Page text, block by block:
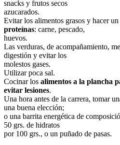
snacks y frutos secos
azucarados.
Evitar los alimentos grasos y hacer un
proteínas: carne, pescado,
huevos.
Las verduras, de acompañamiento,
digestión y evitar los
molestos gases.
Utilizar poca sal.
Cocinar los alimentos a la plancha
evitar lesiones.
Una hora antes de la carrera, tomar
una buena elección;
o una barrita energética de
50 grs. de hidratos
por 100 grs., o un puñado de pasas.